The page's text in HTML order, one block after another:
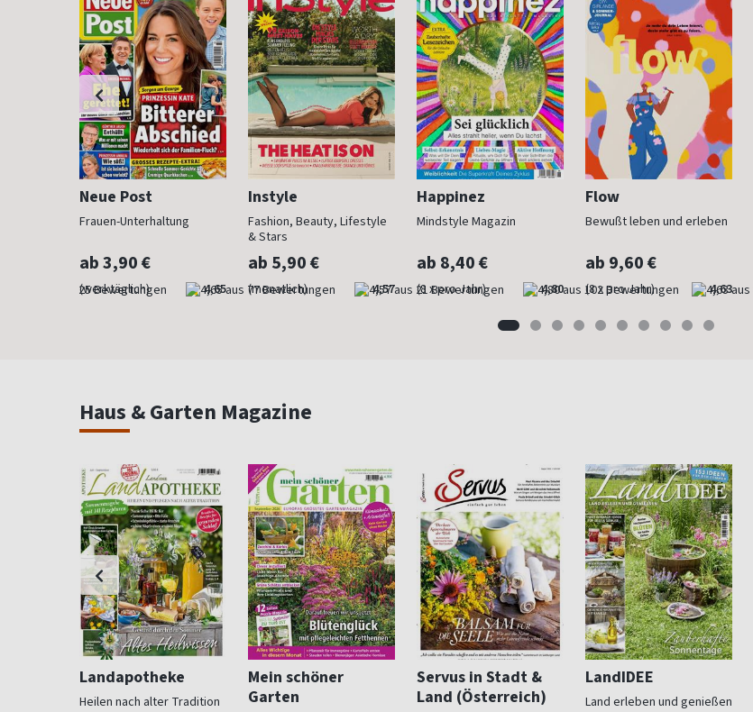
Neue Post
Frauen-Unterhaltung
ab 3,90 €
(werktäglich) 4,65
Instyle
Fashion, Beauty, Lifestyle
& Stars
ab 5,90 €
(monatlich) 4,57
Happinez
Mindstyle Magazin
ab 8,40 €
(8 x pro Jahr) 4,80
Flow
Bewußt leben und erleben
ab 9,60 €
(8 x pro Jahr) 4,63
Haus & Garten Magazine
Landapotheke
Heilen nach alter Tradition
Mein schöner
Garten
Servus in Stadt &
Land (Österreich)
LandIDEE
Land erleben und genießen